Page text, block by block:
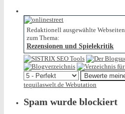
Redaktionell ausgewählte Webseiten
zum Thema:
Rezensionen und Spielekritik
tequilaswelt.de Webutation
Spam wurde blockiert